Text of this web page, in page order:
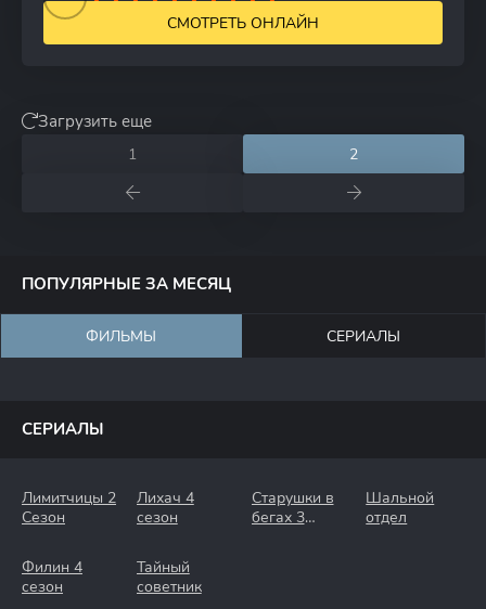
СМОТРЕТЬ ОНЛАЙН
Загрузить еще
1 2
ПОПУЛЯРНЫЕ ЗА МЕСЯЦ
ФИЛЬМЫ СЕРИАЛЫ
СЕРИАЛЫ
Лимитчицы 2
Сезон
Лихач 4
сезон
Старушки в
бегах 3
Шальной
отдел
Филин 4
сезон
Тайный
советник